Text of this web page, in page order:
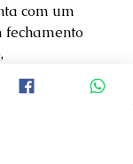
com um
fechamento
pessoais.